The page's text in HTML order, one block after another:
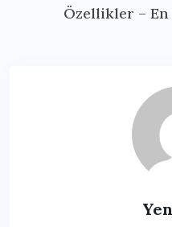
Özellikler –